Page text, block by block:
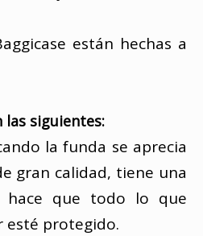
están hechas a
las siguientes:
la funda se aprecia
gran calidad, tiene una
hace que todo lo que
esté protegido.